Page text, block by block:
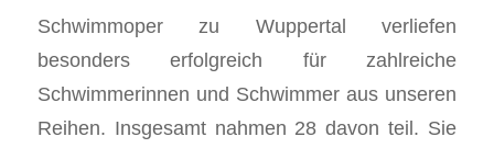
Schwimmoper zu Wuppertal verliefen
besonders erfolgreich für zahlreiche
Schwimmerinnen und Schwimmer aus unseren
Reihen. Insgesamt nahmen 28 davon teil. Sie